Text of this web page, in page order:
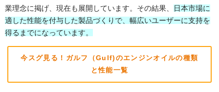
業理念に掲げ、現在も展開しています。その結果、
日本市場に
適した性能を付与した製品づくりで、幅広いユーザーに支持を
得るまでになっています。
今スグ見る！ガルフ（Gulf)のエンジンオイルの種類
と性能一覧